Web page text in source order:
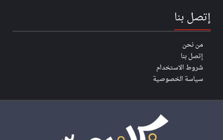
إتصل بنا
من نحن
إتصل بنا
شروط الاستخدام
سياسة الخصوصية